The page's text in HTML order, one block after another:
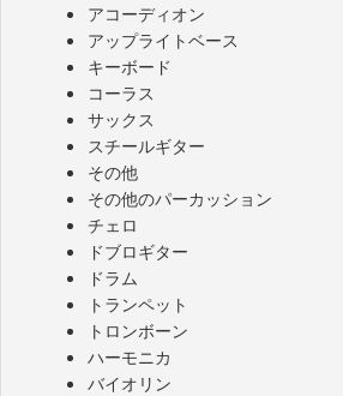
アコーディオン
アップライトベース
キーボード
コーラス
サックス
スチールギター
その他
その他のパーカッション
チェロ
ドブロギター
ドラム
トランペット
トロンボーン
ハーモニカ
バイオリン